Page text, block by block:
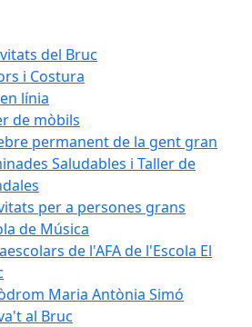
del Bruc
i Costura
línia
de mòbils
permanent de la gent gran
Saludables i Taller de
per a persones grans
de Música
de l'AFA de l'Escola El
Maria Antònia Simó
al Bruc